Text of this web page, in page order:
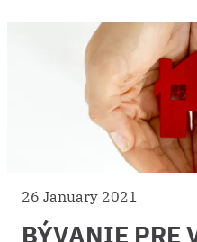
26 January 2021
BÝVANIE PRE